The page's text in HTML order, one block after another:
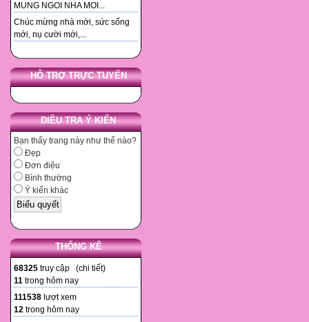
MUNG NGOI NHA MOI...
Chúc mừng nhà mới, sức sống
mới, nụ cười mới,...
HỖ TRỢ TRỰC TUYẾN
ĐIỀU TRA Ý KIẾN
Bạn thấy trang này như thế nào?
Đẹp
Đơn điệu
Bình thường
Ý kiến khác
THỐNG KÊ
68325 truy cập (chi tiết)
11 trong hôm nay
111538 lượt xem
12 trong hôm nay